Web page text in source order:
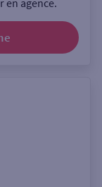
en agence.